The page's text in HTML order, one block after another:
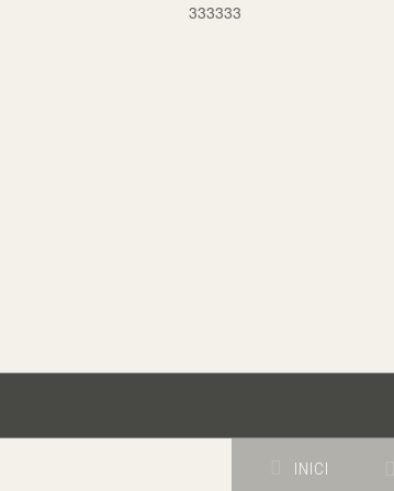
333333
INICI